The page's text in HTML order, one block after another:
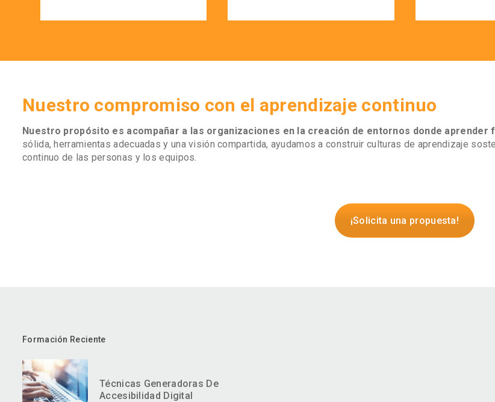
Nuestro compromiso con el aprendizaje continuo
Nuestro propósito es acompañar a las organizaciones en la creación de entornos donde aprender
sólida, herramientas adecuadas y una visión compartida, ayudamos a construir culturas de aprendizaje
continuo de las personas y los equipos.
¡Solicita una propuesta!
Formación Reciente
Técnicas Generadoras De
Accesibilidad Digital